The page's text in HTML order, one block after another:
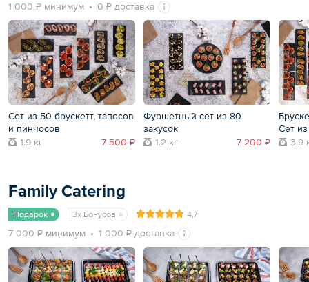
1 000 ₽ минимум 0 ₽ доставка
Сет из 50 брускетт, тапосов
и пинчосов
1.9 кг
7 500 ₽
Фуршетный сет из 80
закусок
1.2 кг
7 200 ₽
Сет
3.9
Family Catering
Подарок 3x Бонусов 4,7
7 000 ₽ минимум 1 000 ₽ доставка